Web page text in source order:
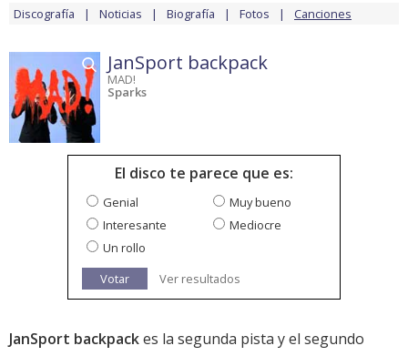
Discografía Noticias Biografía Fotos Canciones
JanSport backpack
MAD!
Sparks
El disco te parece que es:
Genial
Muy bueno
Interesante
Mediocre
Un rollo
Votar
Ver resultados
JanSport backpackes la segunda pista y el segundo